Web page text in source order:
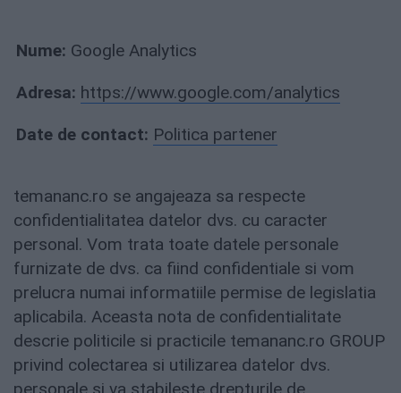
Nume: Google Analytics
Adresa: https://www.google.com/analytics
Date de contact: Politica partener
temananc.ro se angajeaza sa respecte
confidentialitatea datelor dvs. cu caracter
personal. Vom trata toate datele personale
furnizate de dvs. ca fiind confidentiale si vom
prelucra numai informatiile permise de legislatia
aplicabila. Aceasta nota de confidentialitate
descrie politicile si practicile temananc.ro GROUP
privind colectarea si utilizarea datelor dvs.